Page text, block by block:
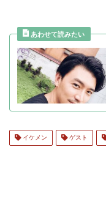
イケメン ゲスト